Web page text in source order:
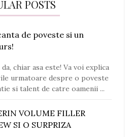
POSTS
de poveste si un
chiar asa este! Va voi explica
urmatoare despre o poveste
si talent de catre oamenii ...
VOLUME FILLER
SI O SURPRIZA